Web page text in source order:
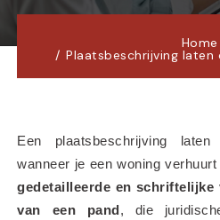
Home
Plaatsbeschrijving laten
Een plaatsbeschrijving
gedetailleerde en
van een pand , die